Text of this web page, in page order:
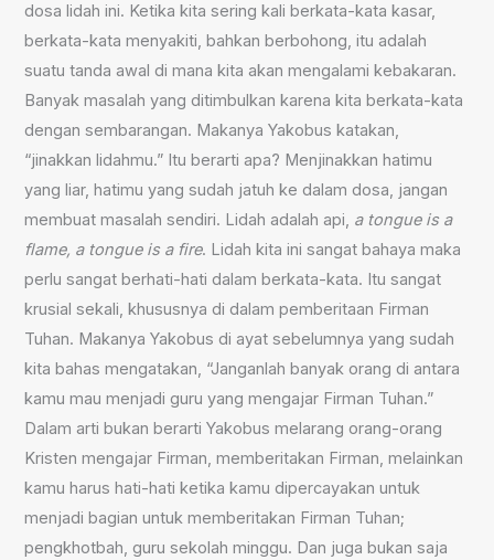
dosa lidah ini. Ketika kita sering kali berkata-kata kasar,
berkata-kata menyakiti, bahkan berbohong, itu adalah
suatu tanda awal di mana kita akan mengalami kebakaran.
Banyak masalah yang ditimbulkan karena kita berkata-kata
dengan sembarangan. Makanya Yakobus katakan,
“jinakkan lidahmu.” Itu berarti apa? Menjinakkan hatimu
yang liar, hatimu yang sudah jatuh ke dalam dosa, jangan
membuat masalah sendiri. Lidah adalah api, a tongue is a
flame, a tongue is a fire. Lidah kita ini sangat bahaya maka
perlu sangat berhati-hati dalam berkata-kata. Itu sangat
krusial sekali, khususnya di dalam pemberitaan Firman
Tuhan. Makanya Yakobus di ayat sebelumnya yang sudah
kita bahas mengatakan, “Janganlah banyak orang di antara
kamu mau menjadi guru yang mengajar Firman Tuhan.”
Dalam arti bukan berarti Yakobus melarang orang-orang
Kristen mengajar Firman, memberitakan Firman, melainkan
kamu harus hati-hati ketika kamu dipercayakan untuk
menjadi bagian untuk memberitakan Firman Tuhan;
pengkhotbah, guru sekolah minggu. Dan juga bukan saja